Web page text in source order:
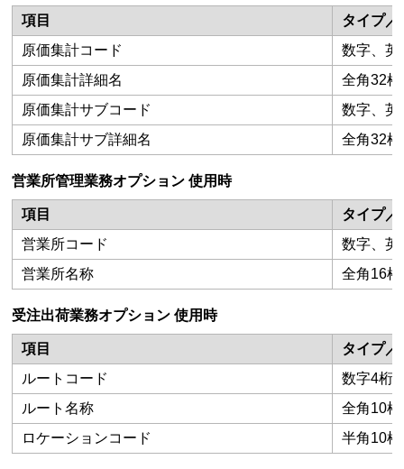
項目
タイプ／
原価集計コード
数字、英
原価集計詳細名
全角32
原価集計サブコード
数字、英
原価集計サブ詳細名
全角32
営業所管理業務オプション 使用時
項目
タイプ／
営業所コード
数字、英
営業所名称
全角16
受注出荷業務オプション 使用時
項目
タイプ／
ルートコード
数字4桁
ルート名称
全角10
ロケーションコード
半角10桁